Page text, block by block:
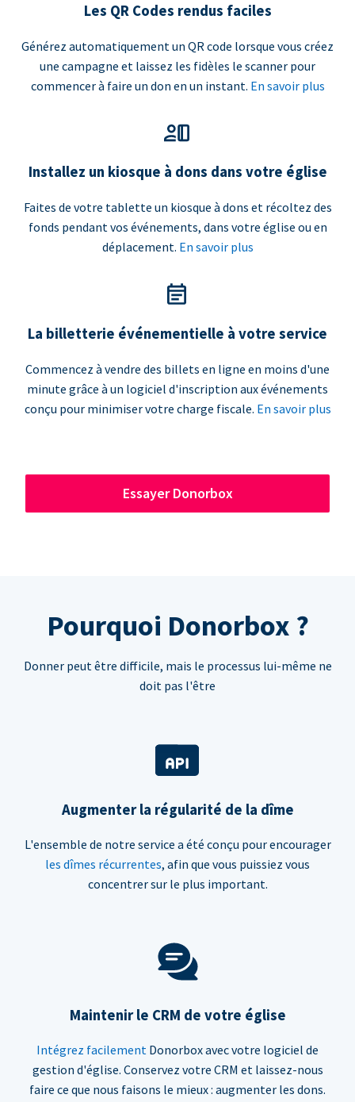
Les QR Codes rendus faciles
Générez automatiquement un QR code lorsque vous créez
une campagne et laissez les fidèles le scanner pour
commencer à faire un don en un instant. En savoir plus
Installez un kiosque à dons dans votre église
Faites de votre tablette un kiosque à dons et récoltez des
fonds pendant vos événements, dans votre église ou en
déplacement. En savoir plus
La billetterie événementielle à votre service
Commencez à vendre des billets en ligne en moins d'une
minute grâce à un logiciel d'inscription aux événements
conçu pour minimiser votre charge fiscale. En savoir plus
Essayer Donorbox
Pourquoi Donorbox ?
Donner peut être difficile, mais le processus lui-même ne
doit pas l'être
Augmenter la régularité de la dîme
L'ensemble de notre service a été conçu pour encourager
les dîmes récurrentes, afin que vous puissiez vous
concentrer sur le plus important.
Maintenir le CRM de votre église
Intégrez facilement Donorbox avec votre logiciel de
gestion d'église. Conservez votre CRM et laissez-nous
faire ce que nous faisons le mieux : augmenter les dons.